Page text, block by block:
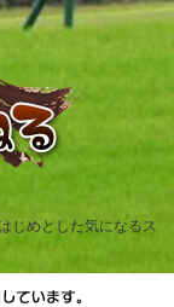
じめとした気になるス